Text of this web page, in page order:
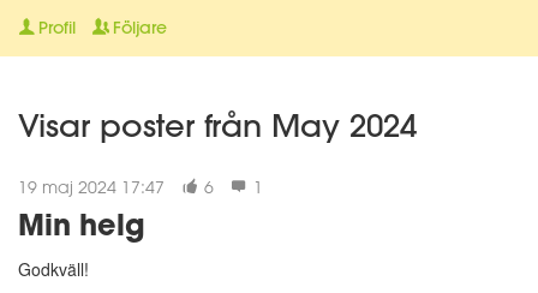
Profil Följare
Visar poster från May 2024
19 maj 2024 17:47 6 1
Min helg
Godkväll!